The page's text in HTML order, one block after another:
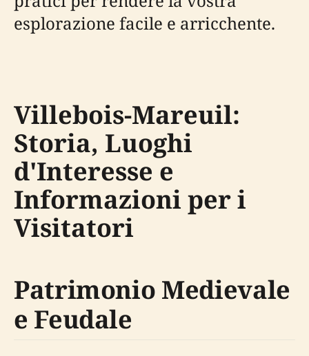
esplorazione facile e arricchente.
Villebois-Mareuil:
Storia, Luoghi
d'Interesse e
Informazioni per i
Visitatori
Patrimonio Medievale
e Feudale